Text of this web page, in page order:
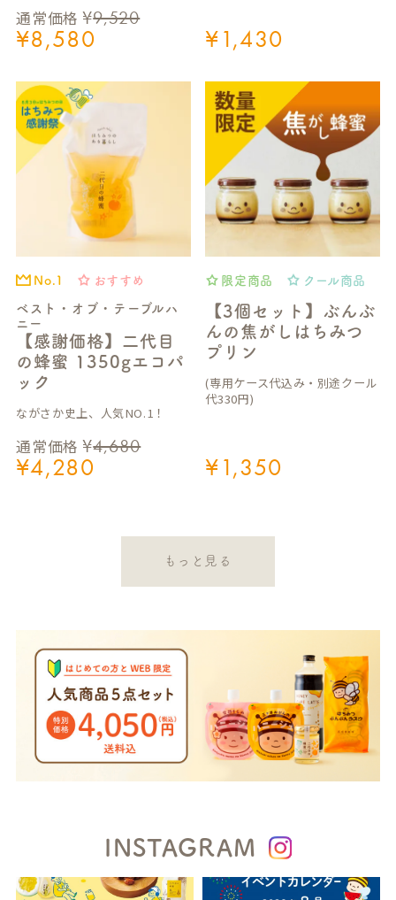
通常価格 ¥9,520
¥8,580 ¥1,430
ベスト・オブ・テーブルハ
ニー
【感謝価格】二代目
の蜂蜜 1350gエコパ
ック
No.1 おすすめ
通常価格 ¥4,680
¥4,280
ながさか史上、人気NO.1！
【3個セット】ぶんぶ
んの焦がしはちみつ
プリン
限定商品 クール商品
¥1,350
(専用ケース代込み・別途クール
代330円)
もっと見る
INSTAGRAM